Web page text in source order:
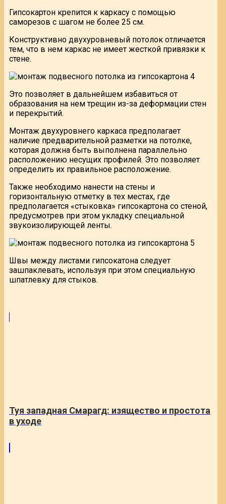
Гипсокартон крепится к каркасу с помощью
саморезов с шагом не более 25 см.
Конструктивно двухуровневый потолок отличается
тем, что в нем каркас не имеет жесткой привязки к
стене.
Это позволяет в дальнейшем избавиться от
образования на нем трещин из-за деформации стен
и перекрытий.
Монтаж двухуровнего каркаса предполагает
наличие предварительной разметки на потолке,
которая должна быть выполнена параллельно
расположению несущих профилей. Это позволяет
определить их правильное расположение.
Также необходимо нанести на стены и
горизонтальную отметку в тех местах, где
предполагается «стыковка» гипсокартона со стеной,
предусмотрев при этом укладку специальной
звукоизолирующей ленты.
Швы между листами гипсокатона следует
зашпаклевать, используя при этом специальную
шпатлевку для стыков.
Туя западная Смарагд: изящество и простота
в уходе